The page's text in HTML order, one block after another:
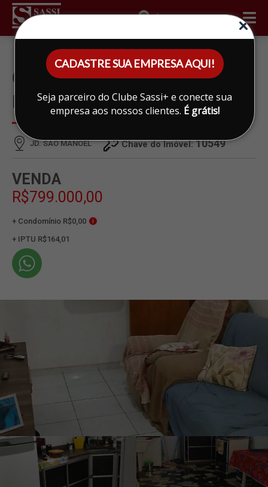
CADASTRE SUA EMPRESA AQUI!
Seja parceiro do Clube Sassi+ e conecte sua
empresa aos nossos clientes. É grátis!
ÁREA DO CLIENTE
CASA À VENDA EM JD. SAO
MANOEL, LIMEIRA
JD. SAO MANOEL Chave do Imóvel:10549
VENDA
R$799.000,00
+ Condomínio R$0,00 i
+ IPTU R$164,01